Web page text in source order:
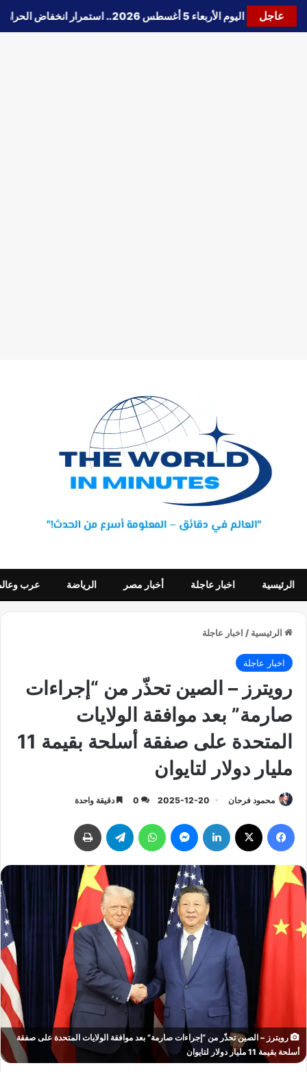
عاجل
🔵حالة الطقس اليوم الأربعاء 5 أغسطس 2026.. استمرار انخفاض الحرارة وتحذيرات من الشبورة واضطراب الملاحة
الرئيسية اخبار عاجلة أخبار مصر الرياضة عرب
الرئيسية / اخبار عاجلة
اخبار عاجلة
رويترز – الصين تحذّر من “إجراءات
صارمة” بعد موافقة الولايات
المتحدة على صفقة أسلحة بقيمة 11
مليار دولار لتايوان
محمود فرحان 2025-12-20
0 دقيقة واحدة
رويترز – الصين تحذّر من “إجراءات صارمة” بعد موافقة الولايات المتحدة على صفقة
أسلحة بقيمة 11 مليار دولار لتايوان